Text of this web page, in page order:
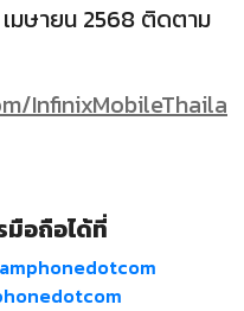
เมษายน 2568 ติดตาม
InfinixMobileThaila
อถือได้ที่